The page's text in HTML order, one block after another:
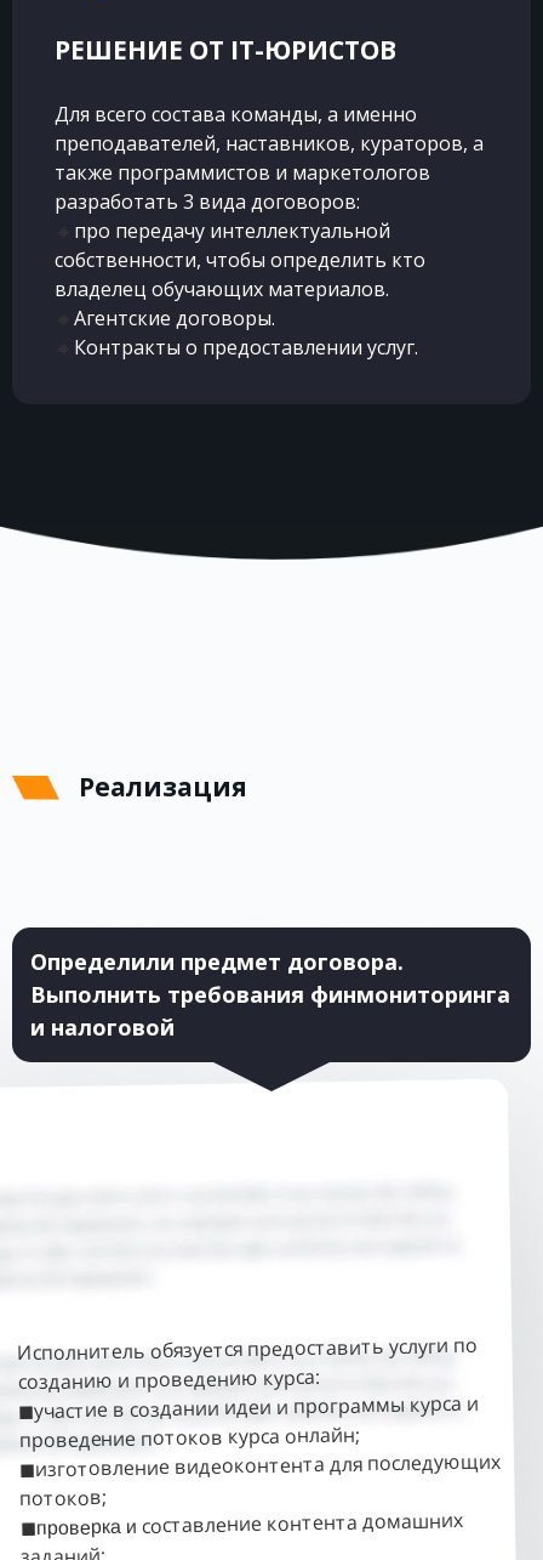
РЕШЕНИЕ ОТ IT-ЮРИСТОВ
Для всего состава команды, а именно
преподавателей, наставников, кураторов, а
также программистов и маркетологов
разработать 3 вида договоров:
про передачу интеллектуальной
собственности, чтобы определить кто
владелец обучающих материалов.
Агентские договоры.
Контракты о предоставлении услуг.
Реализация
Определили предмет договора.
Выполнить требования финмониторинга
и налоговой
Исполнитель обязуется предоставить услуги по
созданию и проведению курса:
◼участие в создании идеи и программы курса и
проведение потоков курса онлайн;
◼изготовление видеоконтента для последующих
потоков;
◼проверка и составление контента домашних